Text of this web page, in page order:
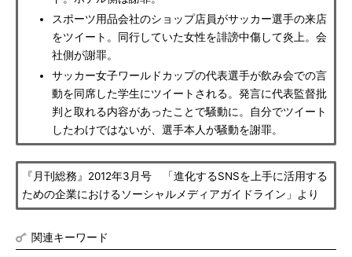
スポーツ用品会社のショップ店員がサッカー選手の来店
をツイート。同行していた女性を誹謗中傷して炎上。会
社側が謝罪。
サッカー女子ワールドカップの代表選手が飲み会での言
動を同席した学生にツイートされる。発言に代表監督批
判と取れる内容があったことで騒動に。自分でツイート
したわけではないが、選手本人が騒動を謝罪。
『月刊総務』2012年3月号 「進化するSNSを上手に活用する
ための企業におけるソーシャルメディアガイドライン」より
関連キーワード